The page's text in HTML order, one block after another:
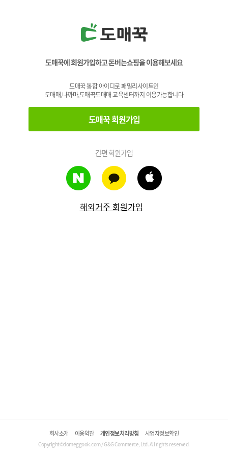
도매꾹에 회원가입하고 돈버는쇼핑을 이용해보세요
도매꾹 통합 아이디로 패밀리사이트인
도매매,나까마,도매꾹도매매 교육센터까지 이용가능합니다
도매꾹 회원가입
간편 회원가입
해외거주 회원가입
회사소개 이용약관 개인정보처리방침 사업자정보확인
Copyright©domeggook.com / G&G Commerce, Ltd. All rights reserved.